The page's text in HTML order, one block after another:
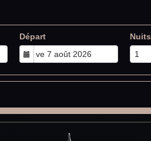
Départ Nuits